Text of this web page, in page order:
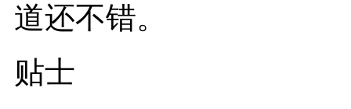
道还不错。
贴士